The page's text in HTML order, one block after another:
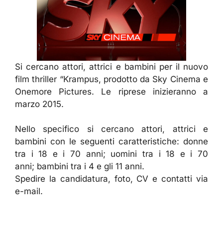
Si cercano attori, attrici e bambini per il nuovo
film thriller “Krampus, prodotto da Sky Cinema e
Onemore Pictures. Le riprese inizieranno a
marzo 2015.
Nello specifico si cercano attori, attrici e
bambini con le seguenti caratteristiche: donne
tra i 18 e i 70 anni; uomini tra i 18 e i 70
anni; bambini tra i 4 e gli 11 anni.
Spedire la candidatura, foto, CV e contatti via
e-mail.